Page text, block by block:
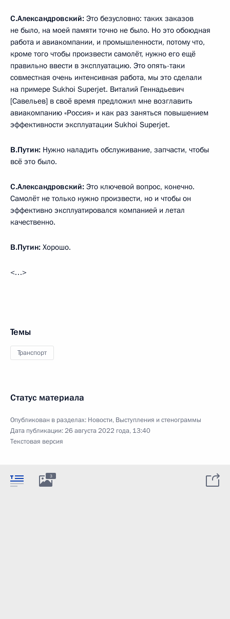
С.Александровский: Это безусловно: таких заказов
не было, на моей памяти точно не было. Но это обоюдная
работа и авиакомпании, и промышленности, потому что,
кроме того чтобы произвести самолёт, нужно его ещё
правильно ввести в эксплуатацию. Это опять-таки
совместная очень интенсивная работа, мы это сделали
на примере Sukhoi Superjet. Виталий Геннадьевич
[Савельев] в своё время предложил мне возглавить
авиакомпанию «Россия» и как раз заняться повышением
эффективности эксплуатации Sukhoi Superjet.
В.Путин: Нужно наладить обслуживание, запчасти, чтобы
всё это было.
С.Александровский: Это ключевой вопрос, конечно.
Самолёт не только нужно произвести, но и чтобы он
эффективно эксплуатировался компанией и летал
качественно.
В.Путин: Хорошо.
<…>
Темы
Транспорт
Статус материала
Опубликован в разделах: Новости, Выступления и стенограммы
Дата публикации:26 августа 2022 года, 13:40
Текстовая версия
3